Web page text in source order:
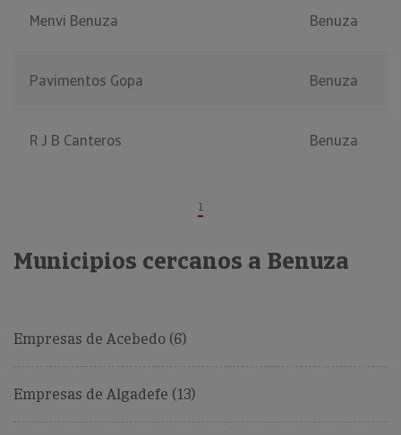
Menvi Benuza Benuza
Pavimentos Gopa Benuza
R J B Canteros Benuza
1
Municipios cercanos a Benuza
Empresas de Acebedo (6)
Empresas de Algadefe (13)